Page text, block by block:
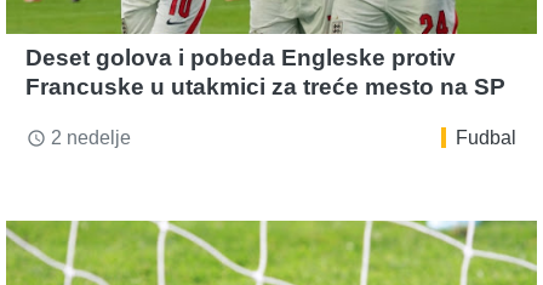
Deset golova i pobeda Engleske protiv
Francuske u utakmici za treće mesto na SP
access_time 2 nedelje Fudbal